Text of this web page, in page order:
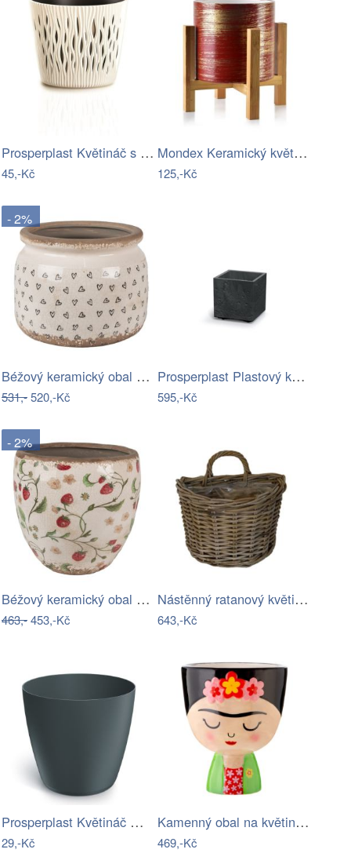
Prosperplast Květináč s vkladem Sandy…
45,-Kč
Mondex Keramický květináč na stojanu…
125,-Kč
- 2%
Béžový keramický obal na květináč se…
531,-520,-Kč
Prosperplast Plastový květináč SIERRAS…
595,-Kč
- 2%
Béžový keramický obal na květináč s…
463,-453,-Kč
Nástěnný ratanový květináč s uchem šedá…
643,-Kč
Prosperplast Květináč MATIS uhelný,…
29,-Kč
Kamenný obal na květináč ø 12 cm Frida…
469,-Kč